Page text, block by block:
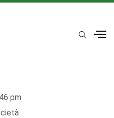
pm